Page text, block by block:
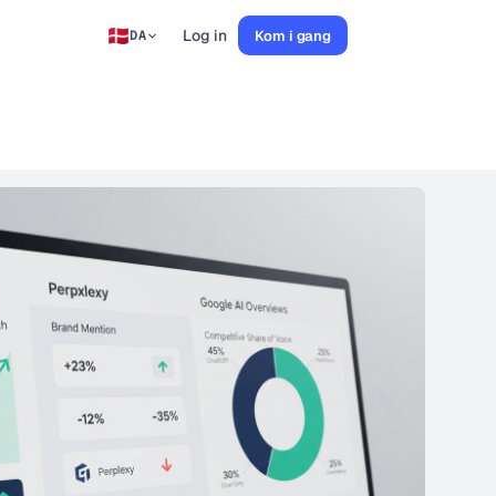
DA Log in Kom i gang